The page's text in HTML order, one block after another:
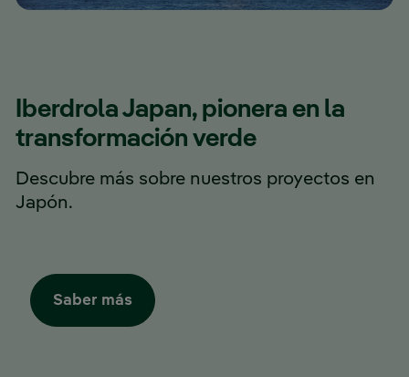
Iberdrola Japan, pionera en la
transformación verde
Descubre más sobre nuestros proyectos en
Japón.
Saber más